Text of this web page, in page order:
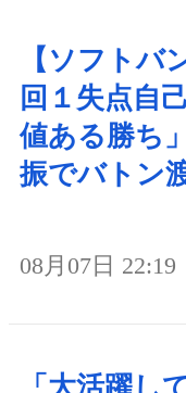
【ソフトバ
回１失点自
値ある勝ち
振でバトン
08月07日 22:19